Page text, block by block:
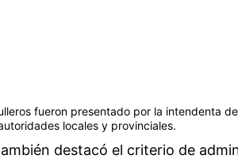
fueron presentado por la intendenta
locales y provinciales.
destacó el criterio de